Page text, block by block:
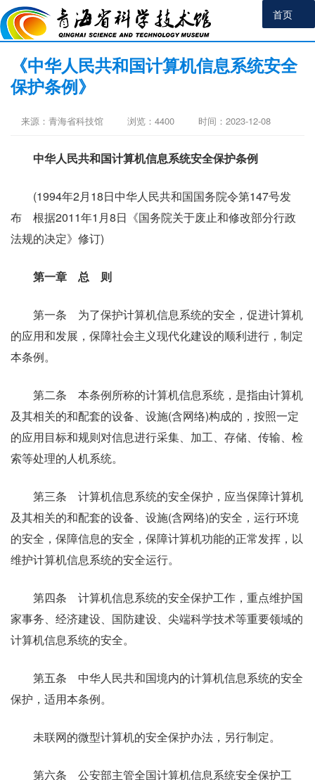
首页
《中华人民共和国计算机信息系统安全
保护条例》
来源：青海省科技馆 浏览： 4400 时间：2023-12-08
中华人民共和国计算机信息系统安全保护条例
(1994年2月18日中华人民共和国国务院令第147号发
布 根据2011年1月8日《国务院关于废止和修改部分行政
法规的决定》修订)
第一章 总 则
第一条 为了保护计算机信息系统的安全，促进计算机
的应用和发展，保障社会主义现代化建设的顺利进行，制定
本条例。
第二条 本条例所称的计算机信息系统，是指由计算机
及其相关的和配套的设备、设施(含网络)构成的，按照一定
的应用目标和规则对信息进行采集、加工、存储、传输、检
索等处理的人机系统。
第三条 计算机信息系统的安全保护，应当保障计算机
及其相关的和配套的设备、设施(含网络)的安全，运行环境
的安全，保障信息的安全，保障计算机功能的正常发挥，以
维护计算机信息系统的安全运行。
第四条 计算机信息系统的安全保护工作，重点维护国
家事务、经济建设、国防建设、尖端科学技术等重要领域的
计算机信息系统的安全。
第五条 中华人民共和国境内的计算机信息系统的安全
保护，适用本条例。
未联网的微型计算机的安全保护办法，另行制定。
第六条 公安部主管全国计算机信息系统安全保护工